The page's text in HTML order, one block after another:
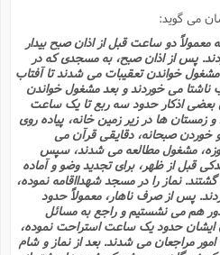
مى گوید:
معمولاً دو ساعت قبل از اذان صبح بیدار
پس از اذان صبح، به مسجدى که در
مشغول خواندن تعقیبات مى شدند تا آفتاب
مى خوردند و بعد مشغول خواندن
اذکار حدود سه ربع تا یک ساعت
ها در زیر زمین خانه، پیاده روى
صبحانه، دقایقى قرآن مى
مشغول مطالعه مى شدند، سپس
قبل از ظهر، براى تجدید وضو و آماده
نماز را در مسجد شهدااقامه نموده،
پس از صرف ناهار، معمولاً حدود
هم مى نشستیم و راجع به مسائل
حدود یک ساعت استراحت نموده،
مراجعان مى شدند. بعد از نماز و شام